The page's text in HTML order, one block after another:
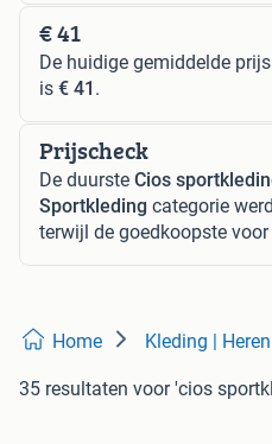
€ 41
De huidige gemiddelde
is € 41 .
Prijscheck
De duurste Cios
Sportkleding categorie
terwijl de goedkoopste voor
Home Kleding | Heren
35 resultaten voor 'cios